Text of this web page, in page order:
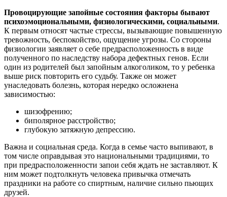
Провоцирующие запойные состояния факторы бывают
психоэмоциональными, физиологическими, социальными.
К первым относят частые стрессы, вызывающие повышенную
тревожность, беспокойство, ощущение угрозы. Со стороны
физиологии заявляет о себе предрасположенность в виде
полученного по наследству набора дефектных генов. Если
один из родителей был запойным алкоголиком, то у ребенка
выше риск повторить его судьбу. Также он может
унаследовать болезнь, которая нередко осложнена
зависимостью:
шизофрению;
биполярное расстройство;
глубокую затяжную депрессию.
Важна и социальная среда. Когда в семье часто выпивают, в
том числе оправдывая это национальными традициями, то
при предрасположенности запои себя ждать не заставляют. К
ним может подтолкнуть человека привычка отмечать
праздники на работе со спиртным, наличие сильно пьющих
друзей.